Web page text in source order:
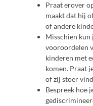
Praat erover
maakt dat hij
of andere
Misschien kun
vooroordelen
kinderen met
komen. Praat
of zij stoer
Bespreek hoe